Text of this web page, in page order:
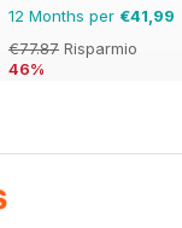
12 Months per €41,99
€77.87 Risparmio
46%